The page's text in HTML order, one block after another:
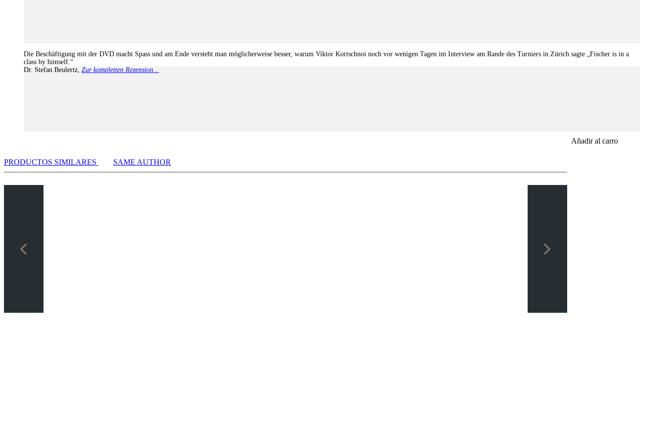
Die Beschäftigung mit der DVD macht Spass und am Ende versteht man möglicherweise besser, warum Viktor Kortschnoi noch vor wenigen Tagen im Interview am Rande des Turniers in Zürich sagte „Fischer is in a
class by himself.“
Dr. Stefan Beulertz, Zur kompletten Rezension...
Añadir al carro
PRODUCTOS SIMILARES SAME AUTHOR